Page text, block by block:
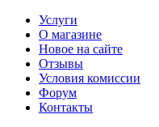
Услуги
О магазине
Новое на сайте
Отзывы
Условия комиссии
Форум
Контакты